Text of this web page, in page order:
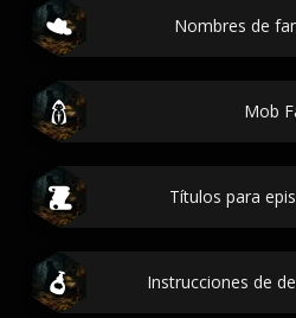
Nombres de
Mob
Títulos para
Instrucciones de